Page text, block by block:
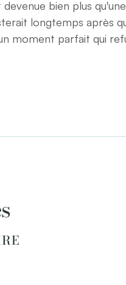
bien plus
longtemps après
moment parfait qui